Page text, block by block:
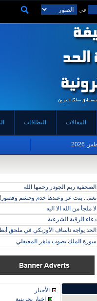
في
المقالات البطاقات
الصحفية ريم الجودر رحمها الله
نعم... بنت عز وعندها خدم وحشم وقصور!
لا ملجأ من الله الا اليه
دعاء الرقية الشرعية
الحد يواجه ناساف الأوزبكي في ملحق
سورة الملك بصوت ماهر المعيقلي
الأخبار
اخبار بحرينية